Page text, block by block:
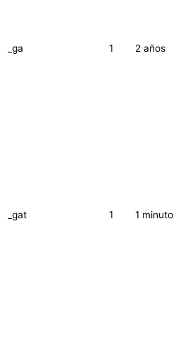
_ga 1 2 años
_gat 1 1 minuto